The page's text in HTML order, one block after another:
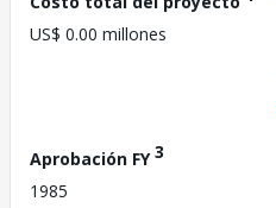
US$ 0.00 millones
Aprobación FY3
1985